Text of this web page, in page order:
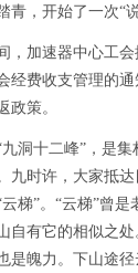
，开始了一次“
加速器中心工会
经费收支管理的通
政策。
十二峰”，是集
九时许，大家抵
梯”。“云梯”曾是
自有它的相似之
是魄力。下山途